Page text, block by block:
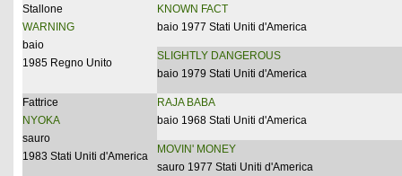
Stallone
WARNING
baio
1985 Regno Unito
KNOWN FACT
baio 1977 Stati Uniti d'America
SLIGHTLY DANGEROUS
baio 1979 Stati Uniti d'America
Fattrice
NYOKA
sauro
1983 Stati Uniti d'America
RAJA BABA
baio 1968 Stati Uniti d'America
MOVIN' MONEY
sauro 1977 Stati Uniti d'America